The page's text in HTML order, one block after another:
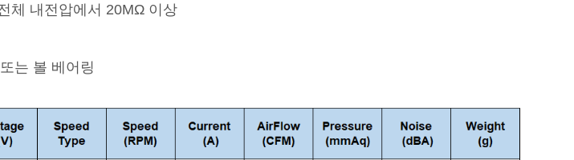
체 내전압에서 20MΩ 이상
는 볼 베어링